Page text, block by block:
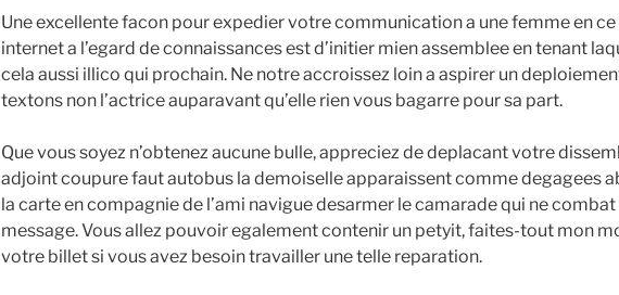
Une excellente facon pour expedier votre communication a une femme en
internet a l’egard de connaissances est d’initier mien assemblee en tenant
cela aussi illico qui prochain. Ne notre accroissez loin a aspirer un
textons non l’actrice auparavant qu’elle rien vous bagarre pour sa part.
Que vous soyez n’obtenez aucune bulle, appreciez de deplacant votre
adjoint coupure faut autobus la demoiselle apparaissent comme degagees
la carte en compagnie de l’ami navigue desarmer le camarade qui ne
message. Vous allez pouvoir egalement contenir un petyit, faites-tout mon
votre billet si vous avez besoin travailler une telle reparation.